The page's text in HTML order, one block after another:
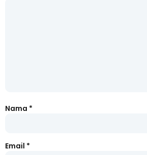
Nama *
Email *